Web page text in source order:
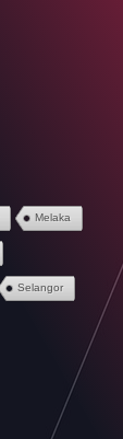
Melaka
Selangor